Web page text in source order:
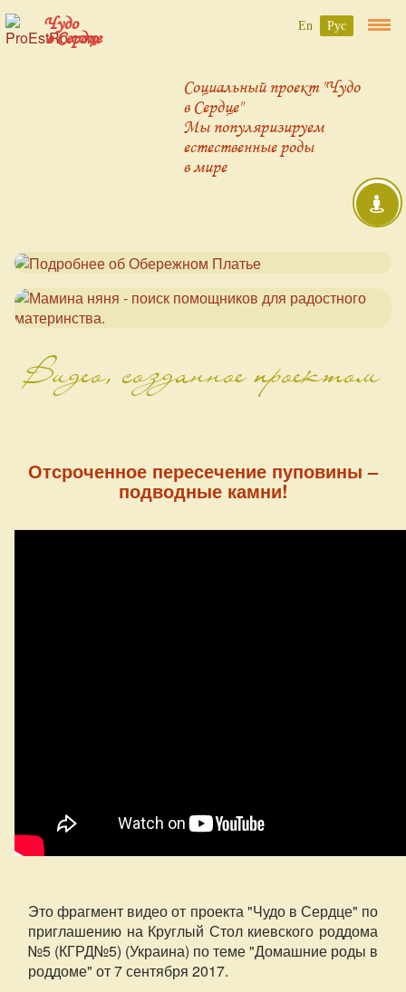
Чудо
в Сердце
Социальный проект "Чудо
в Сердце"
Мы популяризируем
естественные роды
в мире
Видео, созданное проектом
Отсроченное пересечение пуповины –
подводные камни!
Это фрагмент видео от проекта "Чудо в Сердце" по
приглашению на Круглый Стол киевского роддома
№5 (КГРД№5) (Украина) по теме "Домашние роды в
роддоме" от 7 сентября 2017.
En Рус